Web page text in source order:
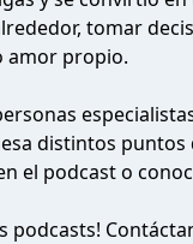
tomar
amor propio.
distintos
el podcast o
podcasts!